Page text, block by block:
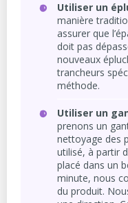
Utiliser un
manière
assurer que
doit pas
nouveaux
trancheurs
méthode.
Utiliser un
prenons un
nettoyage des
utilisé, à partir
placé dans un
minute, nous
du produit.